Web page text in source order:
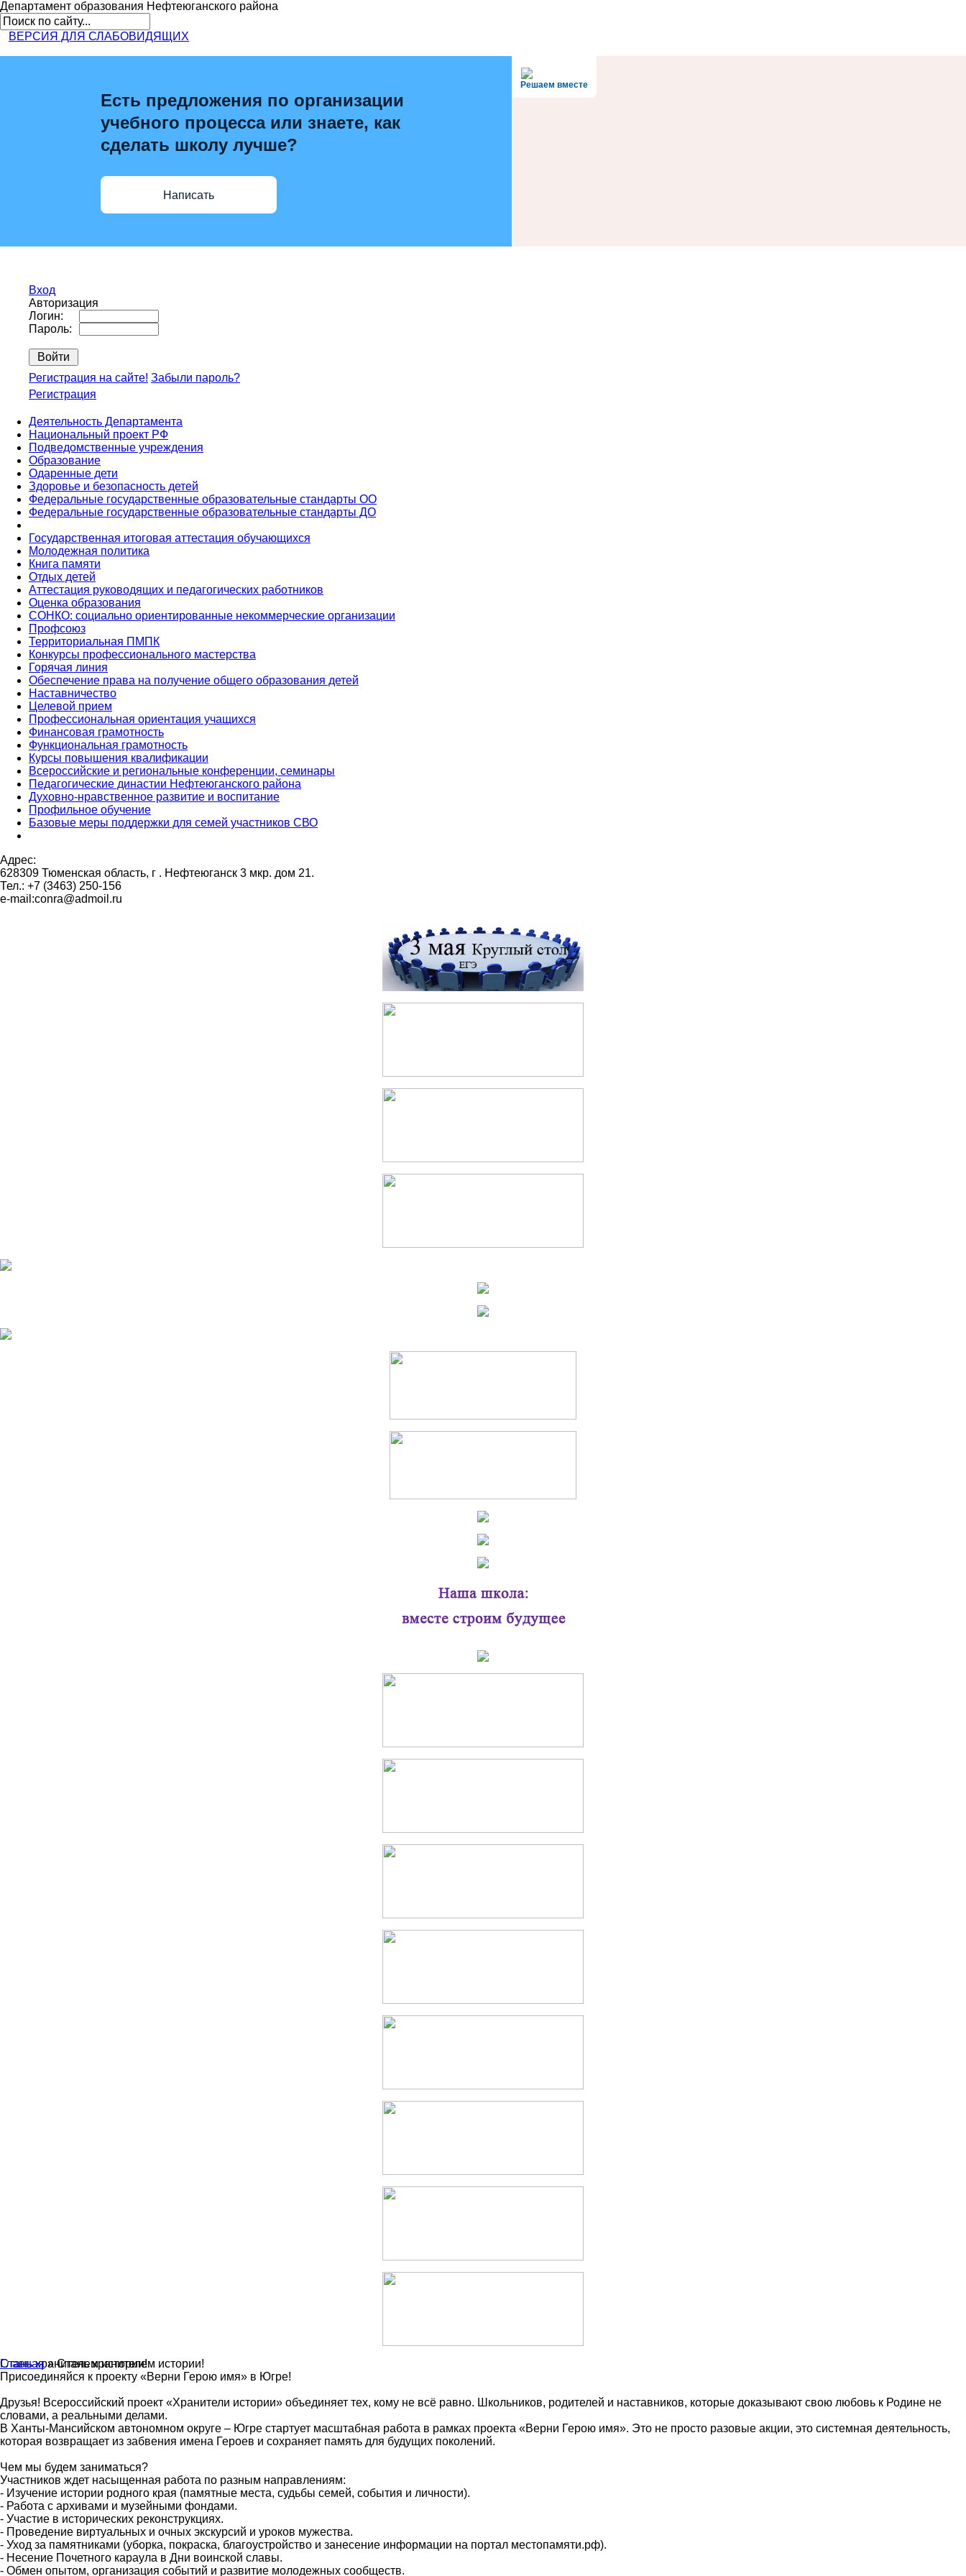
Департамент образования Нефтеюганского района
ВЕРСИЯ ДЛЯ СЛАБОВИДЯЩИХ
Решаем вместе
Есть предложения по организации
учебного процесса или знаете, как
сделать школу лучше?
Написать
Вход
Авторизация
Логин:
Пароль:
Регистрация на сайте! Забыли пароль?
Регистрация
Деятельность Департамента
Национальный проект РФ
Подведомственные учреждения
Образование
Одаренные дети
Здоровье и безопасность детей
Федеральные государственные образовательные стандарты ОО
Федеральные государственные образовательные стандарты ДО
Государственная итоговая аттестация обучающихся
Молодежная политика
Книга памяти
Отдых детей
Аттестация руководящих и педагогических работников
Оценка образования
СОНКО: социально ориентированные некоммерческие организации
Профсоюз
Территориальная ПМПК
Конкурсы профессионального мастерства
Горячая линия
Обеспечение права на получение общего образования детей
Наставничество
Целевой прием
Профессиональная ориентация учащихся
Финансовая грамотность
Функциональная грамотность
Курсы повышения квалификации
Всероссийские и региональные конференции, семинары
Педагогические династии Нефтеюганского района
Духовно-нравственное развитие и воспитание
Профильное обучение
Базовые меры поддержки для семей участников СВО
Адрес:
628309 Тюменская область, г . Нефтеюганск 3 мкр. дом 21.
Тел.: +7 (3463) 250-156
e-mail:conra@admoil.ru
Главная» Стань хранителем истории!
Стань хранителем истории!
Присоединяйся к проекту «Верни Герою имя» в Югре!
Друзья! Всероссийский проект «Хранители истории» объединяет тех, кому не всё равно. Школьников, родителей и наставников, которые доказывают свою любовь к Родине не
словами, а реальными делами.
В Ханты-Мансийском автономном округе – Югре стартует масштабная работа в рамках проекта «Верни Герою имя». Это не просто разовые акции, это системная деятельность,
которая возвращает из забвения имена Героев и сохраняет память для будущих поколений.
Чем мы будем заниматься?
Участников ждет насыщенная работа по разным направлениям:
- Изучение истории родного края (памятные места, судьбы семей, события и личности).
- Работа с архивами и музейными фондами.
- Участие в исторических реконструкциях.
- Проведение виртуальных и очных экскурсий и уроков мужества.
- Уход за памятниками (уборка, покраска, благоустройство и занесение информации на портал местопамяти.рф).
- Несение Почетного караула в Дни воинской славы.
- Обмен опытом, организация событий и развитие молодежных сообществ.